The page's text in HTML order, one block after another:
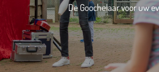
De Goochelaar voor uw